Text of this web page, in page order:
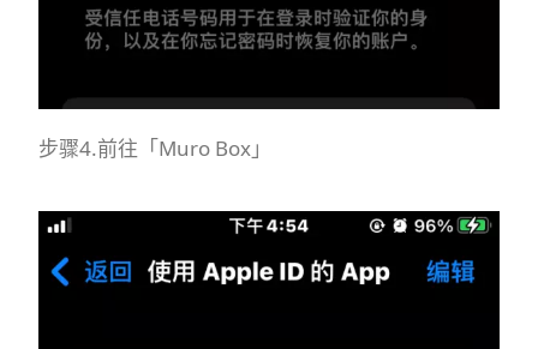
步骤4.前往「Muro Box」